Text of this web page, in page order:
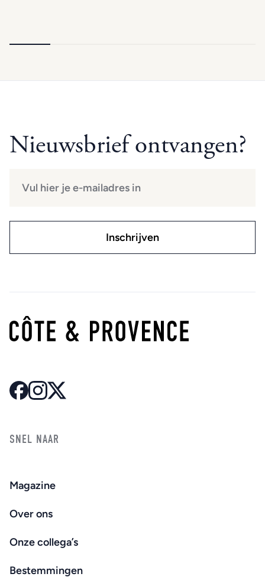
Nieuwsbrief ontvangen?
SNEL NAAR
Magazine
Over ons
Onze collega’s
Bestemmingen